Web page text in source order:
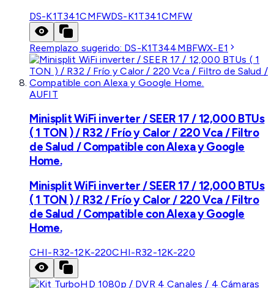
DS-K1T341CMFWDS-K1T341CMFW
Reemplazo sugerido: DS-K1T344MBFWX-E1
AUFIT
Minisplit WiFi inverter / SEER 17 / 12,000 BTUs
( 1 TON ) / R32 / Frío y Calor / 220 Vca / Filtro
de Salud / Compatible con Alexa y Google
Home.
Minisplit WiFi inverter / SEER 17 / 12,000 BTUs
( 1 TON ) / R32 / Frío y Calor / 220 Vca / Filtro
de Salud / Compatible con Alexa y Google
Home.
CHI-R32-12K-220CHI-R32-12K-220